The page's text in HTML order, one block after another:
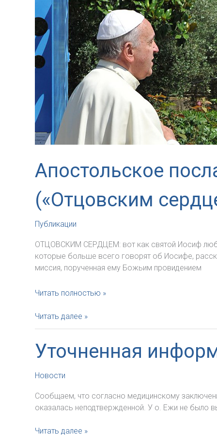
Апостольское
(«Отцовским
Публикации
ОТЦОВСКИМ СЕРДЦЕМ: вот как святой Иосиф
которые больше всего говорят об Иосифе,
миссия, порученная ему Божьим провидением
Апостольское
Папы
Франциска
Corde»
сердцем»)
Читать полностью »
Апостольское
послание
Франциска
Corde»
сердцем»)
Читать далее »
Уточненная
Новости
Сообщаем, что согласно медицинскому
оказалась неподтвержденной. У о. Ежи не было
Уточненная
Читать далее »